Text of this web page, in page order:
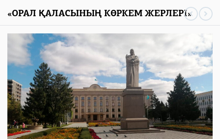
«ОРАЛ ҚАЛАСЫНЫҢ КӨРКЕМ ЖЕРЛЕРІ»